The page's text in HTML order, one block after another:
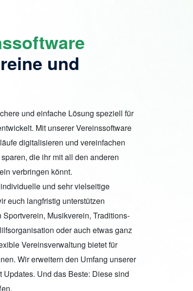
und
und einfache Lösung speziell für
Mit unserer Vereinssoftware
digitalisieren und vereinfachen
die ihr mit all den anderen
verbringen könnt.
und sehr vielseitige
euch langfristig unterstützen
Musikverein, Traditions-
oder auch etwas ganz
Vereinsverwaltung bietet für
Wir erweitern den Umfang unserer
Und das Beste: Diese sind